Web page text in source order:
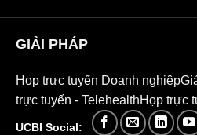
GIẢI PHÁP
Họp trực tuyến Doanh nghiệp
trực tuyến - TelehealthHọp trực
UCBI Social: